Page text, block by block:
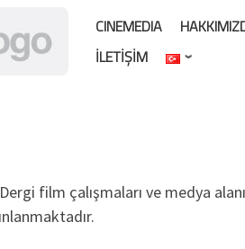
CINEMEDIA
İLETIŞIM
film çalışmaları ve medya